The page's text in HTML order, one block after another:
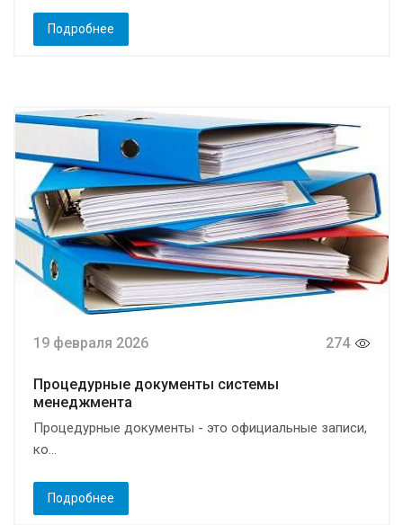
Подробнее
19 февраля 2026 274
Процедурные документы системы
менеджмента
Процедурные документы - это официальные записи,
ко...
Подробнее